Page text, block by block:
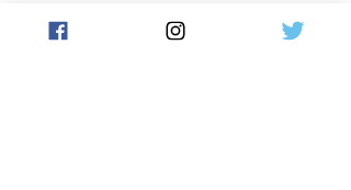
en la sociedad argentina, una